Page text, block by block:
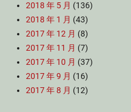
2018 年 5 月 (136)
2018 年 1 月 (43)
2017 年 12 月 (8)
2017 年 11 月 (7)
2017 年 10 月 (37)
2017 年 9 月 (16)
2017 年 8 月 (12)